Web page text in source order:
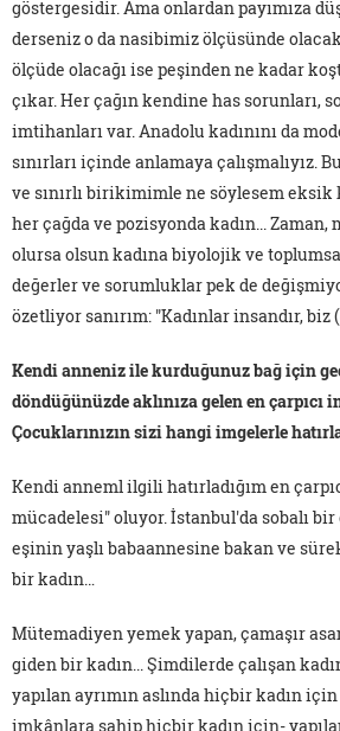
göstergesidir. Ama onlardan payımıza
derseniz o da nasibimiz ölçüsünde
ölçüde olacağı ise peşinden ne kadar
çıkar. Her çağın kendine has sorunları,
imtihanları var. Anadolu kadınını da
sınırları içinde anlamaya çalışmalıyız.
ve sınırlı birikimimle ne söylesem eksik
her çağda ve pozisyonda kadın... Zaman,
olursa olsun kadına biyolojik ve
değerler ve sorumluklar pek de
özetliyor sanırım: "Kadınlar insandır,
Kendi anneniz ile kurduğunuz bağ için
döndüğünüzde aklınıza gelen en çarpıcı
Çocuklarınızın sizi hangi imgelerle
Kendi anneml ilgili hatırladığım en
mücadelesi" oluyor. İstanbul'da sobalı
eşinin yaşlı babaannesine bakan ve
bir kadın…
Mütemadiyen yemek yapan, çamaşır
giden bir kadın... Şimdilerde çalışan
yapılan ayrımın aslında hiçbir kadın
imkânlara sahip hiçbir kadın için-